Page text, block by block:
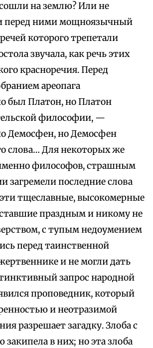
на землю? Или не
перед ними мощноязычный
которого трепетали
звучала, как речь этих
красноречия. Перед
ареопага
был Платон, но Платон
философии, —
Демосфен, но Демосфен
слова… Для некоторых же
философов, страшным
загремели последние слова
тщеславные, высокомерные
праздным и никому не
с тупым недоумением
перед таинственной
и не могли дать
запрос народной
проповедник, который
и неотразимой
разрешает загадку. Злоба с
закипела в них; но эта злоба